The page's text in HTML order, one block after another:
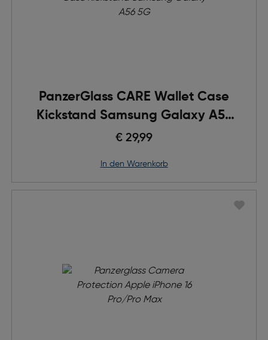
PanzerGlass CARE Wallet Case
Kickstand Samsung Galaxy A56
5G
€ 29,99
in den Warenkorb